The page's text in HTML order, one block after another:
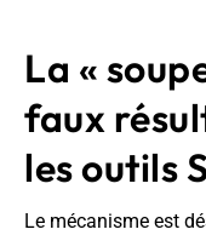
La «
faux
les outils
Le mécanisme est